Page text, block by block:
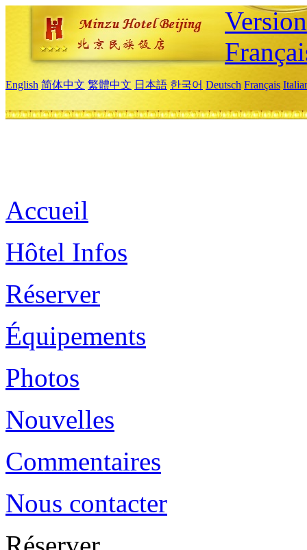
English 简体中文 繁體中文 日本語 한국어 Deutsch Français
Accueil
Hôtel Infos
Réserver
Équipements
Photos
Nouvelles
Commentaires
Nous contacter